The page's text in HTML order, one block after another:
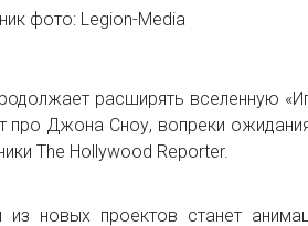
фото: Legion-Media
расширять вселенную
про Джона Сноу, вопреки
The Hollywood Reporter.
из новых проектов станет